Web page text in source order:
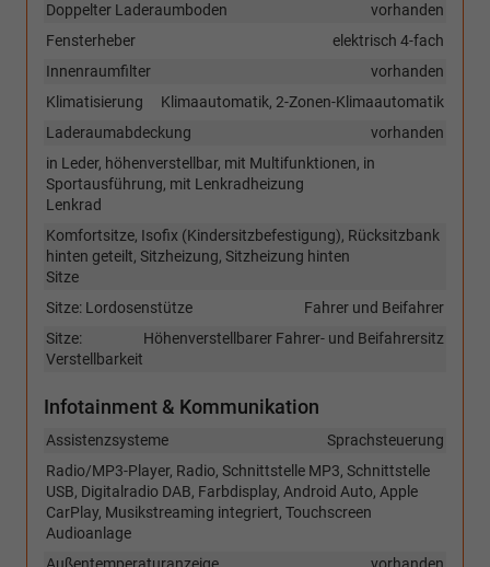
vorhanden
Doppelter Laderaumboden
elektrisch 4-fach
Fensterheber
vorhanden
Innenraumfilter
Klimaautomatik, 2-Zonen-Klimaautomatik
Klimatisierung
vorhanden
Laderaumabdeckung
in Leder, höhenverstellbar, mit Multifunktionen, in
Sportausführung, mit Lenkradheizung
Lenkrad
Komfortsitze, Isofix (Kindersitzbefestigung), Rücksitzbank
hinten geteilt, Sitzheizung, Sitzheizung hinten
Sitze
Fahrer und Beifahrer
Sitze: Lordosenstütze
Höhenverstellbarer Fahrer- und Beifahrersitz
Sitze:
Verstellbarkeit
Infotainment & Kommunikation
Sprachsteuerung
Assistenzsysteme
Radio/MP3-Player, Radio, Schnittstelle MP3, Schnittstelle
USB, Digitalradio DAB, Farbdisplay, Android Auto, Apple
CarPlay, Musikstreaming integriert, Touchscreen
Audioanlage